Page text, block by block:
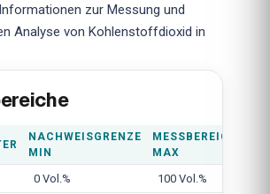
zur Messung und
Analyse von Kohlenstoffdioxid in
NACHWEISGRENZE
MIN
MESSBEREICH
MAX
0 Vol.% 100 Vol.%